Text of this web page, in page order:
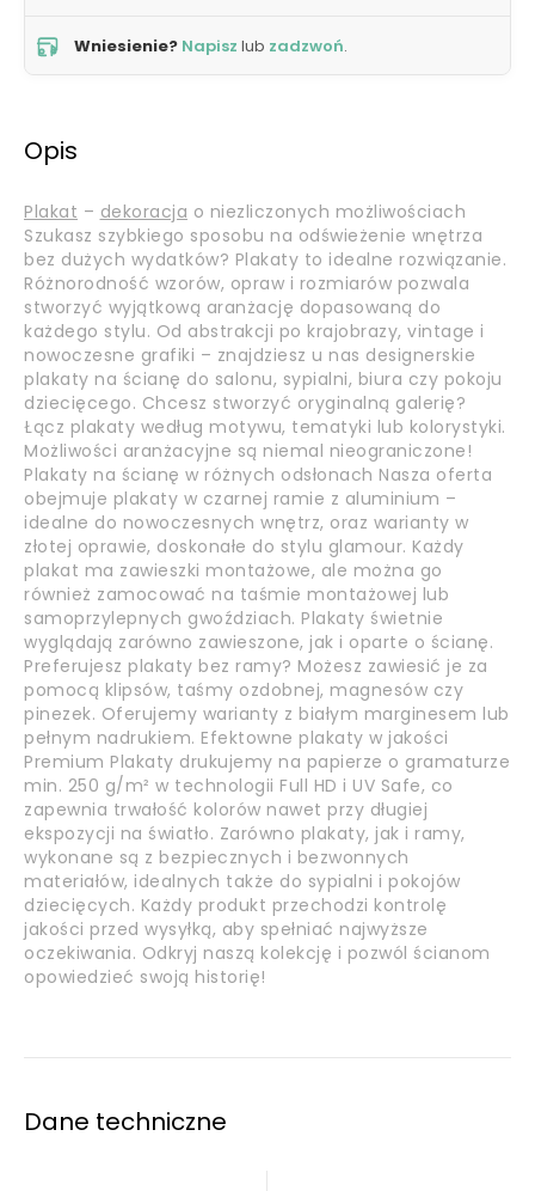
Wniesienie? Napisz lub zadzwoń.
Opis
Plakat – dekoracja o niezliczonych możliwościach
Szukasz szybkiego sposobu na odświeżenie wnętrza
bez dużych wydatków? Plakaty to idealne rozwiązanie.
Różnorodność wzorów, opraw i rozmiarów pozwala
stworzyć wyjątkową aranżację dopasowaną do
każdego stylu. Od abstrakcji po krajobrazy, vintage i
nowoczesne grafiki – znajdziesz u nas designerskie
plakaty na ścianę do salonu, sypialni, biura czy pokoju
dziecięcego. Chcesz stworzyć oryginalną galerię?
Łącz plakaty według motywu, tematyki lub kolorystyki.
Możliwości aranżacyjne są niemal nieograniczone!
Plakaty na ścianę w różnych odsłonach Nasza oferta
obejmuje plakaty w czarnej ramie z aluminium –
idealne do nowoczesnych wnętrz, oraz warianty w
złotej oprawie, doskonałe do stylu glamour. Każdy
plakat ma zawieszki montażowe, ale można go
również zamocować na taśmie montażowej lub
samoprzylepnych gwoździach. Plakaty świetnie
wyglądają zarówno zawieszone, jak i oparte o ścianę.
Preferujesz plakaty bez ramy? Możesz zawiesić je za
pomocą klipsów, taśmy ozdobnej, magnesów czy
pinezek. Oferujemy warianty z białym marginesem lub
pełnym nadrukiem. Efektowne plakaty w jakości
Premium Plakaty drukujemy na papierze o gramaturze
min. 250 g/m² w technologii Full HD i UV Safe, co
zapewnia trwałość kolorów nawet przy długiej
ekspozycji na światło. Zarówno plakaty, jak i ramy,
wykonane są z bezpiecznych i bezwonnych
materiałów, idealnych także do sypialni i pokojów
dziecięcych. Każdy produkt przechodzi kontrolę
jakości przed wysyłką, aby spełniać najwyższe
oczekiwania. Odkryj naszą kolekcję i pozwól ścianom
opowiedzieć swoją historię!
Dane techniczne